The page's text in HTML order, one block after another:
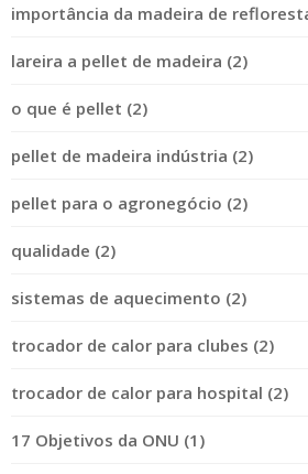
importância da madeira de
lareira a pellet de madeira (2)
o que é pellet (2)
pellet de madeira indústria (2)
pellet para o agronegócio (2)
qualidade (2)
sistemas de aquecimento (2)
trocador de calor para clubes (2)
trocador de calor para hospital (2)
17 Objetivos da ONU (1)